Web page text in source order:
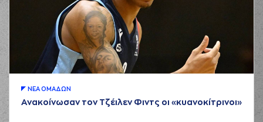
ΝΕA ΟΜAΔΩΝ
Ανακοίνωσαν τον Τζέιλεν Φιντς οι «κυανοκίτρινοι»